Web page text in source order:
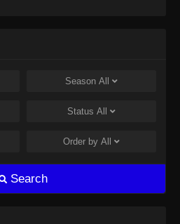
Season All
Status All
Order by All
Search